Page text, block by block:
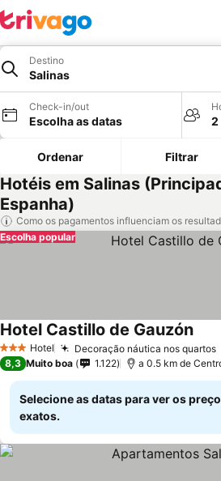
Destino
Salinas
Check-in/out
Escolha as datas 2
Ordenar Filtrar
Hotéis em Salinas
Espanha)
Como os pagamentos influenciam os
Escolha popular
3 EstrelasHotel Decoração náutica nos quartos
Hotel Castillo de Gauzón
8,3 Muito boa 1.122 a 0.5 km de
Selecione as datas para ver os
exatos.